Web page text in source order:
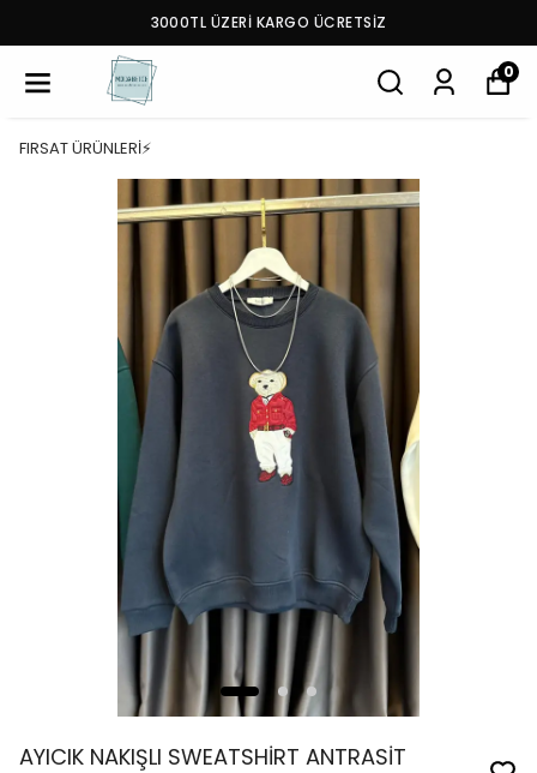
3000TL ÜZERİ KARGO ÜCRETSİZ
0
FIRSAT ÜRÜNLERİ⚡
AYICIK NAKIŞLI SWEATSHİRT ANTRASİT